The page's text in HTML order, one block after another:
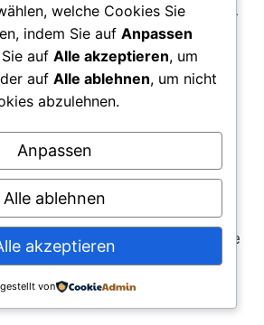
ist ein unabhängiger regionaler
Wir berichten über Alltag,
Entwicklungen und das
und Gemeinden der Region.
– Redaktionelle Inhalte
Website entwickelt von
Softcrust
welche Cookies Sie
indem Sie auf Anpassen
auf Alle akzeptieren, um
auf Alle ablehnen, um nicht
abzulehnen.
Anpassen
Alle ablehnen
akzeptieren
von